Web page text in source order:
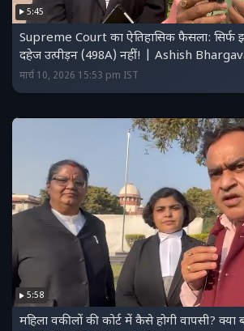
5:45
Supreme Court का ऐतिहासिक फैसला: सिर्फ
दहेज उत्पीड़न (498A) नहीं! | Ashish
मार्च 10, 2026 15:53 pm IST
5:58
महिला वकीलों की कोर्ट में कैसे होगी वापसी? क्या